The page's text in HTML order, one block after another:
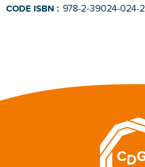
CODE ISBN : 978-2-39024-024-2